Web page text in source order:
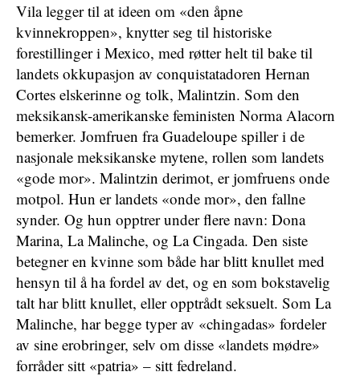
Vila legger til at ideen om «den åpne
kvinnekroppen», knytter seg til historiske
forestillinger i Mexico, med røtter helt til bake til
landets okkupasjon av conquistatadoren Hernan
Cortes elskerinne og tolk, Malintzin. Som den
meksikansk-amerikanske feministen Norma Alacorn
bemerker. Jomfruen fra Guadeloupe spiller i de
nasjonale meksikanske mytene, rollen som landets
«gode mor». Malintzin derimot, er jomfruens onde
motpol. Hun er landets «onde mor», den fallne
synder. Og hun opptrer under flere navn: Dona
Marina, La Malinche, og La Cingada. Den siste
betegner en kvinne som både har blitt knullet med
hensyn til å ha fordel av det, og en som bokstavelig
talt har blitt knullet, eller opptrådt seksuelt. Som La
Malinche, har begge typer av «chingadas» fordeler
av sine erobringer, selv om disse «landets mødre»
forråder sitt «patria» – sitt fedreland.